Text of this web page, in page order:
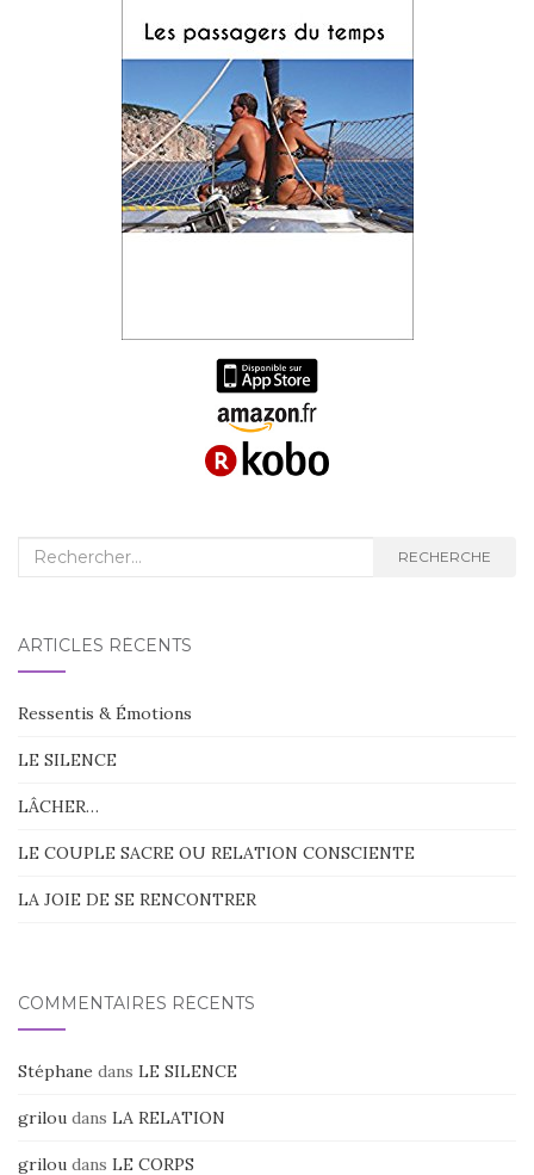
Recherche
RECHERCHE
ARTICLES RÉCENTS
Ressentis & Émotions
LE SILENCE
LÂCHER…
LE COUPLE SACRE OU RELATION CONSCIENTE
LA JOIE DE SE RENCONTRER
COMMENTAIRES RÉCENTS
Stéphane dans LE SILENCE
grilou dans LA RELATION
grilou dans LE CORPS